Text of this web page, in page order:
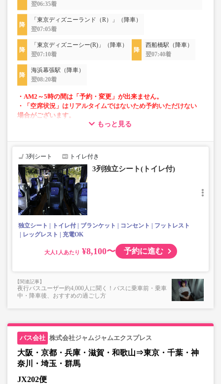
翌06:35着
「東京ディズニーランド（R）」（降車）
翌07:05着
「東京ディズニーシー(R)」（降車）
翌07:10着
西船橋駅（降車）
翌07:40着
海浜幕張駅（降車）
翌08:20着
・AM2～5時の間は「予約・変更」が出来ません。
・「空席状況」はリアルタイムではないため予約いただけない
場合がございます。
もっと見る
3列シート トイレ付き
3列独立シート(トイレ付)
独立シート トイレ付 ブランケット コンセント
フットレスト
レッグレスト
充電OK
大人 ¥8,100〜 予約に進む
夜行バスユーザー約4,000人に聞く！バスに乗車前・乗車
中・降車後、おすすめの過ごし方
株式会社ジャムジャムエクスプレス
大阪・京都・兵庫・滋賀・和歌山⇒東京・千葉・神
奈川・埼玉・群馬
JX202便